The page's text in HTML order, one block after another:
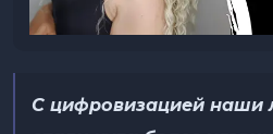
С цифровизацией наши